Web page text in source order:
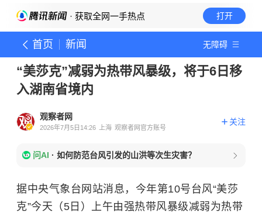
· 获取全网一手热点 打开
首页 新闻 无障碍
“美莎克”减弱为热带风暴级，将于6日移
入湖南省境内
观察者网
2026年7月5日14:26 上海 观察者网官方账号
关注
问AI · 如何防范台风引发的山洪等次生灾害？
据中央气象台网站消息，今年第10号台风“美莎
克”今天（5日）上午由强热带风暴级减弱为热带